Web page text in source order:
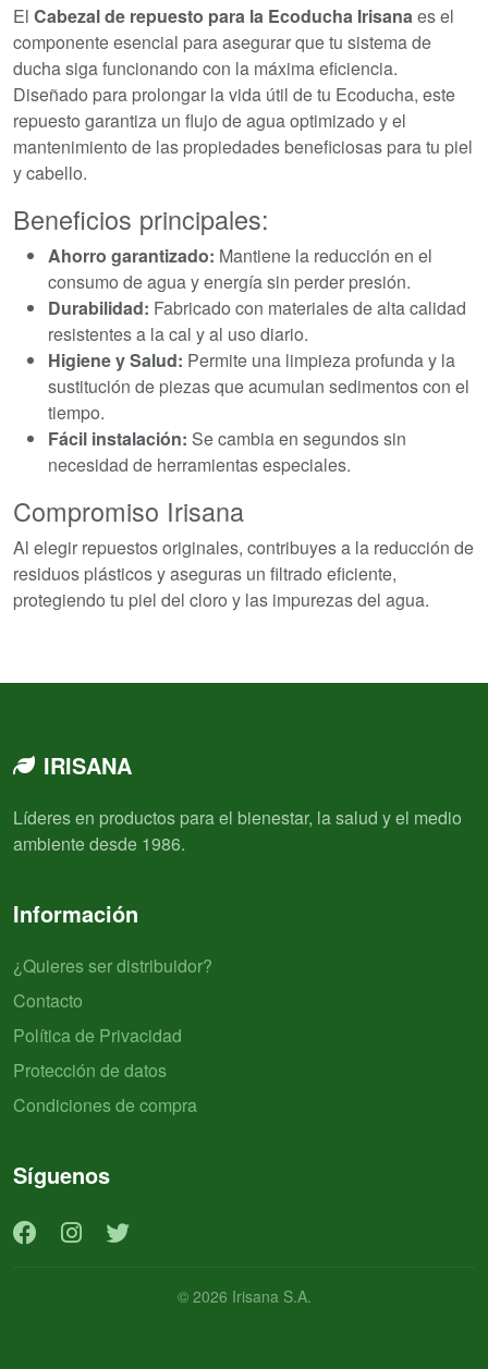
El Cabezal de repuesto para la Ecoducha Irisanaes el
componente esencial para asegurar que tu sistema de
ducha siga funcionando con la máxima eficiencia.
Diseñado para prolongar la vida útil de tu Ecoducha, este
repuesto garantiza un flujo de agua optimizado y el
mantenimiento de las propiedades beneficiosas para tu piel
y cabello.
Beneficios principales:
Ahorro garantizado: Mantiene la reducción en el
consumo de agua y energía sin perder presión.
Durabilidad: Fabricado con materiales de alta calidad
resistentes a la cal y al uso diario.
Higiene y Salud: Permite una limpieza profunda y la
sustitución de piezas que acumulan sedimentos con el
tiempo.
Fácil instalación: Se cambia en segundos sin
necesidad de herramientas especiales.
Compromiso Irisana
Al elegir repuestos originales, contribuyes a la reducción de
residuos plásticos y aseguras un filtrado eficiente,
protegiendo tu piel del cloro y las impurezas del agua.
IRISANA
Líderes en productos para el bienestar, la salud y el medio
ambiente desde 1986.
Información
¿Quieres ser distribuidor?
Contacto
Política de Privacidad
Protección de datos
Condiciones de compra
Síguenos
© 2026 Irisana S.A.